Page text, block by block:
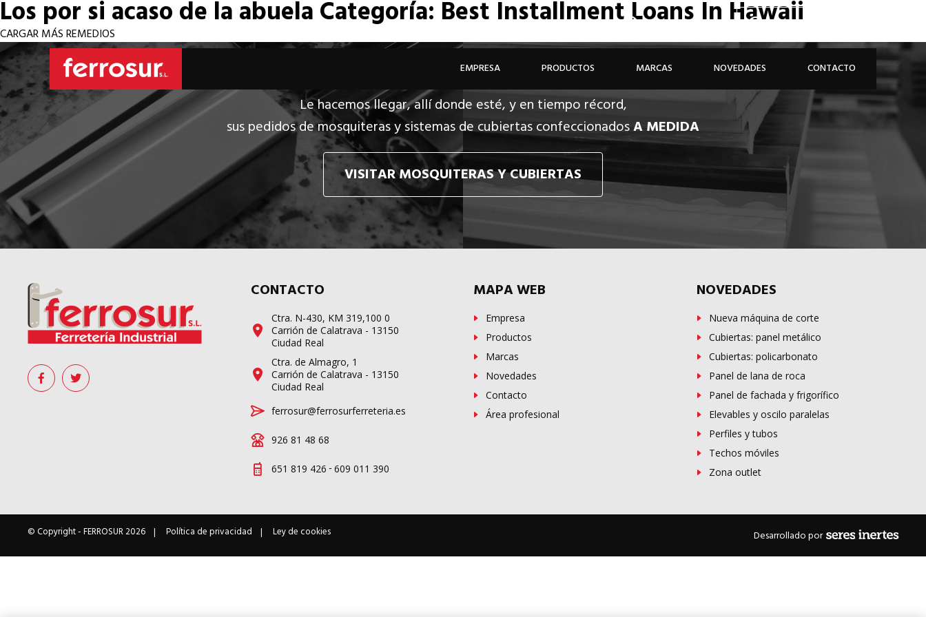
926 81 48 68 ÁREA PROFESIONAL
EMPRESA PRODUCTOS MARCAS NOVEDADES CONTACTO
Los por si acaso de la abuelaCategoría: Best Installment Loans In Hawaii
CARGAR MÁS REMEDIOS
Le hacemos llegar, allí donde esté, y en tiempo récord,
sus pedidos de mosquiteras y sistemas de cubiertas confeccionadosA MEDIDA
VISITAR MOSQUITERAS Y CUBIERTAS
CONTACTO
Ctra. N-430, KM 319,100 0
Carrión de Calatrava - 13150
Ciudad Real
Ctra. de Almagro, 1
Carrión de Calatrava - 13150
Ciudad Real
ferrosur@ferrosurferreteria.es
926 81 48 68
651 819 426 - 609 011 390
MAPA WEB
Empresa
Productos
Marcas
Novedades
Contacto
Área profesional
NOVEDADES
Nueva máquina de corte
Cubiertas: panel metálico
Cubiertas: policarbonato
Panel de lana de roca
Panel de fachada y frigorífico
Elevables y oscilo paralelas
Perfiles y tubos
Techos móviles
Zona outlet
© Copyright -FERROSUR2026 Política de privacidad Ley de cookies Desarrollado por